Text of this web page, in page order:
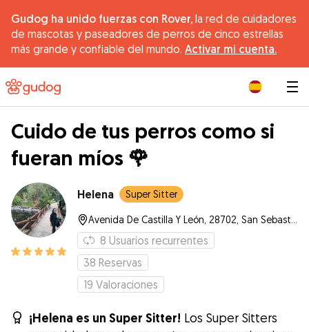
Gudog ha unido fuerzas con Rover, la red de cuidadores
de mascotas y paseadores de perros de cinco estrellas
más grande y confiable del mundo. Activar mi cuenta.
Cuido de tus perros como si
fueran míos 🌹
Helena Super Sitter
8 Usuarios recurrentes
38 Reservas
19 Valoraciones
¡Helena es un Super Sitter! Los Super Sitters